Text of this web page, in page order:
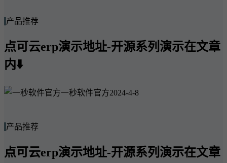
产品推荐
点可云erp演示地址-开源系列演示在文章
内⬇️
一秒软件官方2024-4-8
产品推荐
点可云erp演示地址-开源系列演示在文章